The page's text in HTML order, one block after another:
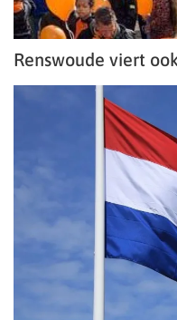
Renswoude viert